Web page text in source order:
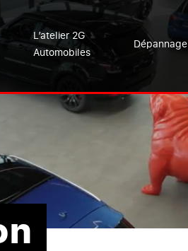
L’atelier 2G
Automobiles
Dépannage